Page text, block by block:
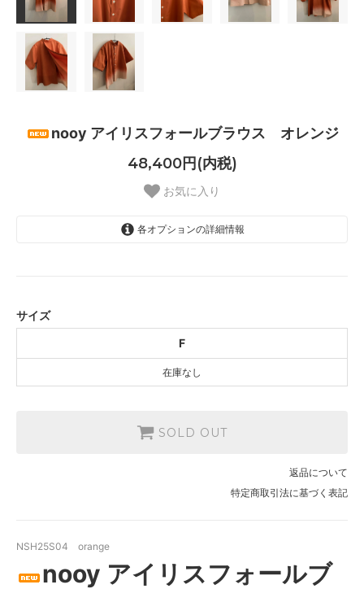
nooy アイリスフォールブラウス オレンジ
48,400円(内税)
お気に入り
各オプションの詳細情報
サイズ
F
在庫なし
SOLD OUT
返品について
特定商取引法に基づく表記
NSH25S04 orange
nooy アイリスフォールブ